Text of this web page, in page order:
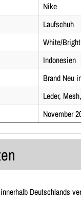
Nike
Laufschuh
White/
Indonesien
Brand Neu
Leder,
November
Deutschlands